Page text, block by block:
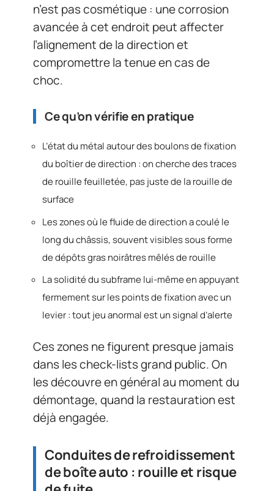
n’est pas cosmétique : une corrosion
avancée à cet endroit peut affecter
l’alignement de la direction et
compromettre la tenue en cas de
choc.
Ce qu’on vérifie en pratique
L’état du métal autour des boulons de fixation
du boîtier de direction : on cherche des traces
de rouille feuilletée, pas juste de la rouille de
surface
Les zones où le fluide de direction a coulé le
long du châssis, souvent visibles sous forme
de dépôts gras noirâtres mêlés de rouille
La solidité du subframe lui-même en appuyant
fermement sur les points de fixation avec un
levier : tout jeu anormal est un signal d’alerte
Ces zones ne figurent presque jamais
dans les check-lists grand public. On
les découvre en général au moment du
démontage, quand la restauration est
déjà engagée.
Conduites de refroidissement
de boîte auto : rouille et risque